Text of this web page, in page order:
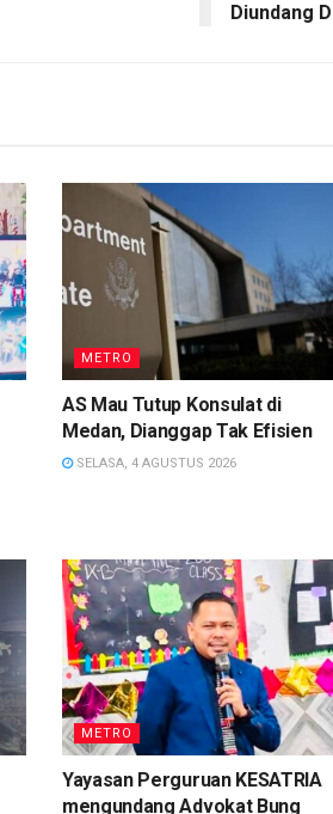
Diundang
METRO
AS Mau Tutup Konsulat di
Medan, Dianggap Tak Efisien
SELASA, 4 AGUSTUS 2026
METRO
Yayasan Perguruan KESATRIA
mengundang Advokat Bung